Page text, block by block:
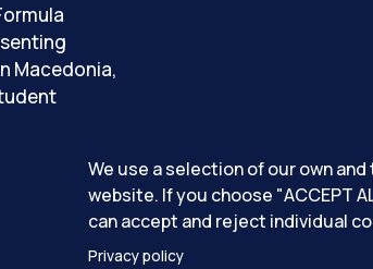
Macedonia,
We use a selection of our own
website. If you choose "ACCEPT
can accept and reject individual
Privacy policy